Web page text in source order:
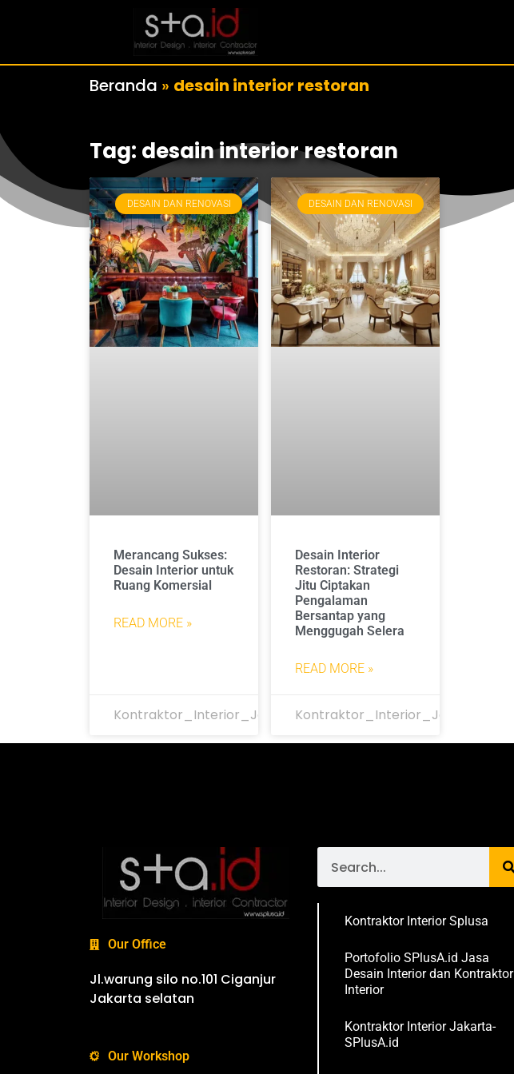
Beranda » desain interior restoran
Tag: desain interior restoran
DESAIN DAN RENOVASI
Merancang Sukses:
Desain Interior untuk
Ruang Komersial
READ MORE »
Kontraktor_Interior_Jakarta
DESAIN DAN RENOVASI
Desain Interior
Restoran: Strategi
Jitu Ciptakan
Pengalaman
Bersantap yang
Menggugah Selera
READ MORE »
Kontraktor_Interior_Jakarta
Our Office
Jl.warung silo no.101 Ciganjur
Jakarta selatan
Our Workshop
Kontraktor Interior Splusa
Portofolio SPlusA.id Jasa
Desain Interior dan Kontraktor
Interior
Kontraktor Interior Jakarta-
SPlusA.id